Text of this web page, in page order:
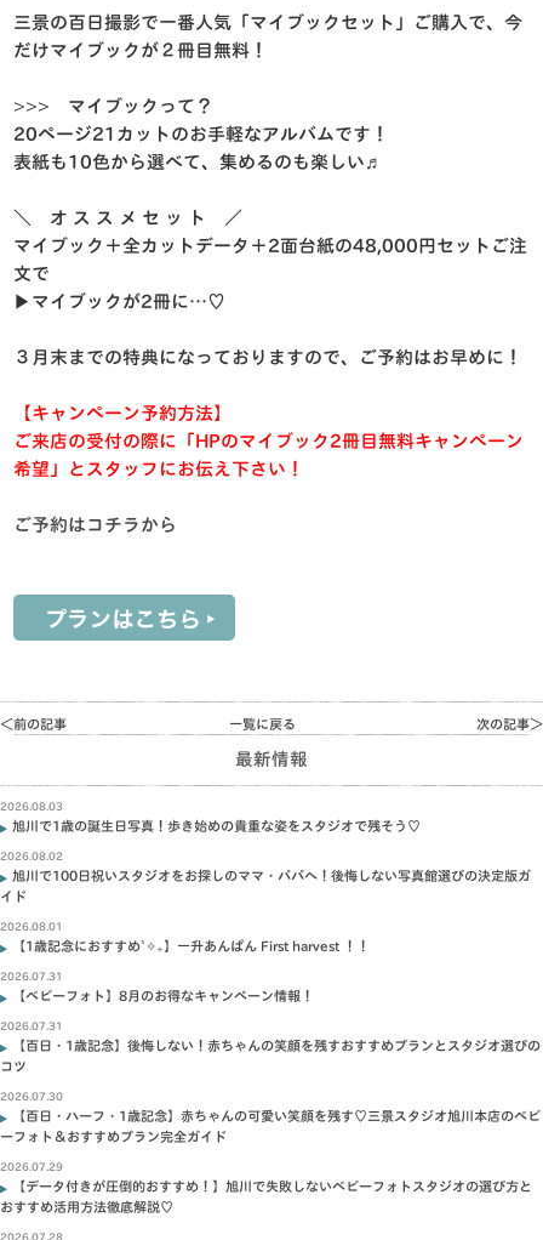
三景の百日撮影で一番人気「マイブックセット」ご購入で、今
だけマイブックが２冊目無料！
>>> マイブックって？
20ページ21カットのお手軽なアルバムです！
表紙も10色から選べて、集めるのも楽しい♬
＼ オ ス ス メ セ ッ ト ／
マイブック＋全カットデータ＋2面台紙の48,000円セットご注
文で
▶︎マイブックが2冊に…♡
３月末までの特典になっておりますので、ご予約はお早めに！
【キャンペーン予約方法】
ご来店の受付の際に「HPのマイブック2冊目無料キャンペーン
希望」とスタッフにお伝え下さい！
ご予約はコチラから
＜前の記事 次の記事＞
一覧に戻る
最新情報
2026.08.03
旭川で1歳の誕生日写真！歩き始めの貴重な姿をスタジオで残そう♡
2026.08.02
旭川で100日祝いスタジオをお探しのママ・パパへ！後悔しない写真館選びの決定版ガ
イド
2026.08.01
【1歳記念におすすめ˚✧₊】一升あんぱん First harvest ！！
2026.07.31
【ベビーフォト】8月のお得なキャンペーン情報！
2026.07.31
【百日・1歳記念】後悔しない！赤ちゃんの笑顔を残すおすすめプランとスタジオ選びの
コツ
2026.07.30
【百日・ハーフ・1歳記念】赤ちゃんの可愛い笑顔を残す♡三景スタジオ旭川本店のベビ
ーフォト＆おすすめプラン完全ガイド
2026.07.29
【データ付きが圧倒的おすすめ！】旭川で失敗しないベビーフォトスタジオの選び方と
おすすめ活用方法徹底解説♡
2026.07.28